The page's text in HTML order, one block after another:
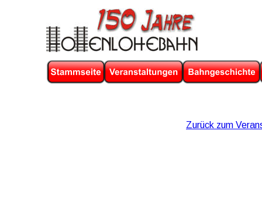
Zurück zum